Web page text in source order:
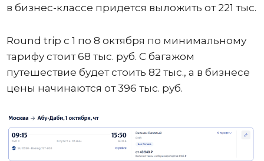
в бизнес-классе придется выложить от 221 тыс.
Round trip с 1 по 8 октября по минимальному
тарифу стоит 68 тыс. руб. С багажом
путешествие будет стоить 82 тыс., а в бизнесе
цены начинаются от 396 тыс. руб.